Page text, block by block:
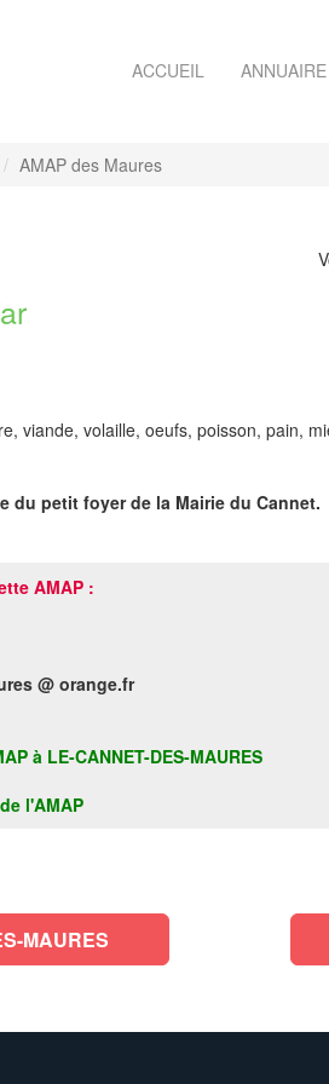
ACCUEIL
AMAP des Maures
viande, volaille, oeufs, poisson, pain,
du petit foyer de la Mairie du Cannet.
AMAP :
@ orange.fr
à LE-CANNET-DES-MAURES
l'AMAP
MAURES